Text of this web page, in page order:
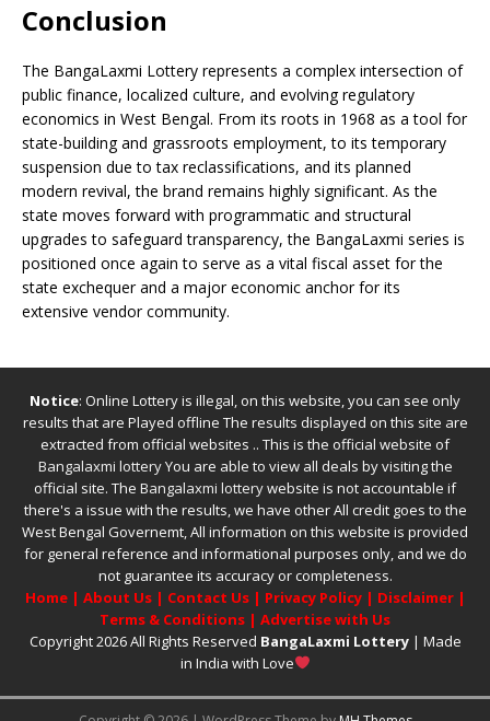
Conclusion
The BangaLaxmi Lottery represents a complex intersection of
public finance, localized culture, and evolving regulatory
economics in West Bengal. From its roots in 1968 as a tool for
state-building and grassroots employment, to its temporary
suspension due to tax reclassifications, and its planned
modern revival, the brand remains highly significant. As the
state moves forward with programmatic and structural
upgrades to safeguard transparency, the BangaLaxmi series is
positioned once again to serve as a vital fiscal asset for the
state exchequer and a major economic anchor for its
extensive vendor community.
Notice: Online Lottery is illegal, on this website, you can see only
results that are Played offline The results displayed on this site are
extracted from official websites .. This is the official website of
Bangalaxmi lotteryYou are able to view all deals by visiting the
official site. The Bangalaxmi lotterywebsite is not accountable if
there's a issue with the results, we have otherAll credit goes to the
West Bengal Governemt, All information on this website is provided
for general reference and informational purposes only, and we do
not guarantee its accuracy or completeness.
Home| About Us| Contact Us| Privacy Policy| Disclaimer|
Terms & Conditions | Advertise with Us
Copyright 2026 All Rights Reserved BangaLaxmi Lottery| Made
in India with Love